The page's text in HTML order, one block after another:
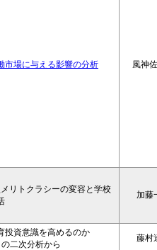
市場に与える影響の分析 風神
リトクラシーの変容と学校
加藤
投資意識を高めるのか
二次分析から
藤村